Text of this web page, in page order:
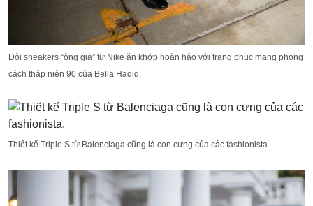
Đôi sneakers “ông già” từ Nike ăn khớp hoàn hảo với trang phục mang phong
cách thập niên 90 của Bella Hadid.
Thiết kế Triple S từ Balenciaga cũng là con cưng của các fashionista.